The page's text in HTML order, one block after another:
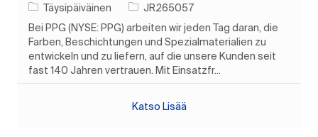
Työn tyyppi
Täysipäiväinen Työn tunnus
JR265057
Bei PPG (NYSE: PPG) arbeiten wir jeden Tag daran, die
Farben, Beschichtungen und Spezialmaterialien zu
entwickeln und zu liefern, auf die unsere Kunden seit
fast 140 Jahren vertrauen. Mit Einsatzfr...
Katso Lisää